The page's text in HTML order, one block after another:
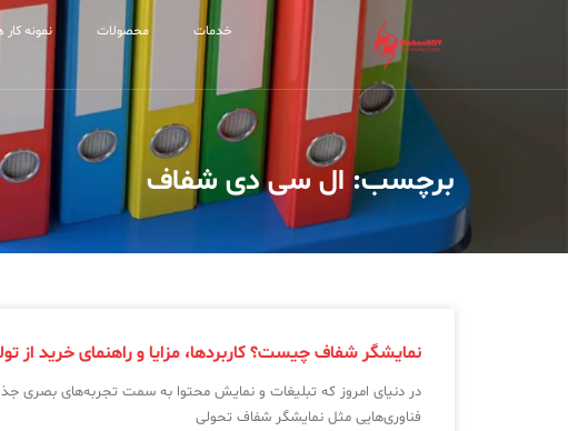
خدمات محصولات نمونه کار
برچسب: ال سی دی شفاف
نمایشگر شفاف چیست؟ کاربردها، مزایا و راهنمای خرید از
در دنیای امروز که تبلیغات و نمایش محتوا به سمت تجربه‌های بصری
فناوری‌هایی مثل نمایشگر شفاف تحولی